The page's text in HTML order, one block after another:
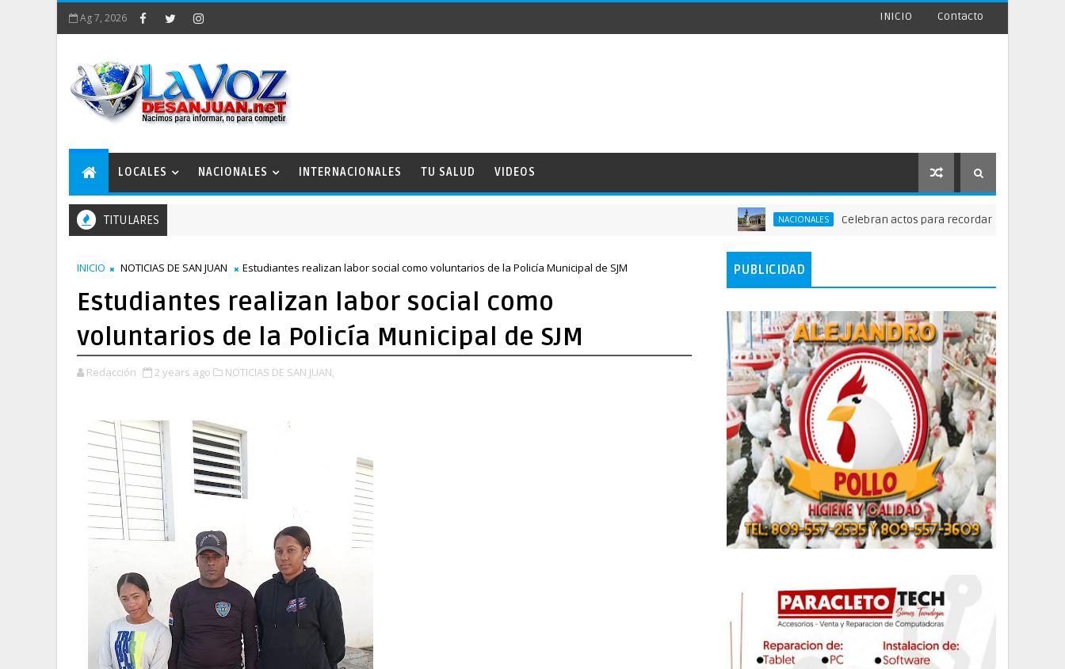
Ag 7, 2026 INICIO Contacto
LOCALES NACIONALES INTERNACIONALES TU SALUD VIDEOS
TITULARES NACIONALES Celebran actos para recordar la fundación de Santo
INICIO NOTICIAS DE SAN JUAN Estudiantes realizan labor social como voluntarios de la Policía Municipal de SJM
Estudiantes realizan labor social como
voluntarios de la Policía Municipal de SJM
Redacción 2 years ago NOTICIAS DE SAN JUAN,
PUBLICIDAD